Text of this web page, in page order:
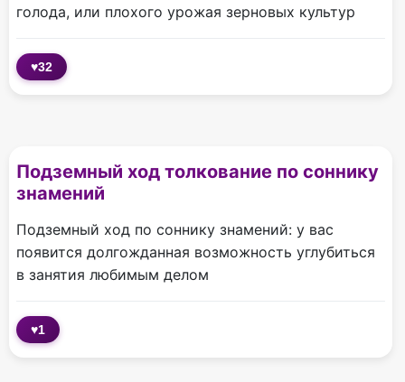
голода, или плохого урожая зерновых культур
♥32
Подземный ход толкование по соннику
знамений
Подземный ход по соннику знамений: у вас
появится долгожданная возможность углубиться
в занятия любимым делом
♥1